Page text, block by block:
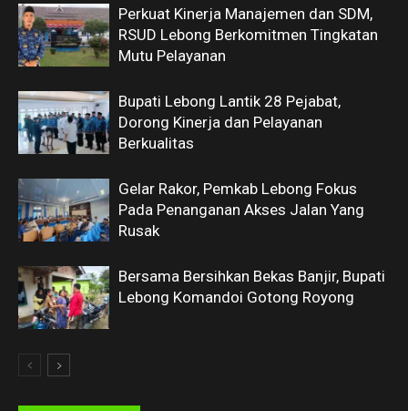
Perkuat Kinerja Manajemen dan SDM,
RSUD Lebong Berkomitmen Tingkatan
Mutu Pelayanan
Bupati Lebong Lantik 28 Pejabat,
Dorong Kinerja dan Pelayanan
Berkualitas
Gelar Rakor, Pemkab Lebong Fokus
Pada Penanganan Akses Jalan Yang
Rusak
Bersama Bersihkan Bekas Banjir, Bupati
Lebong Komandoi Gotong Royong